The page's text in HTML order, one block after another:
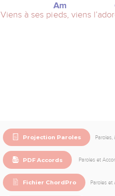
Am
Viens à ses pieds, viens l’ador
Projection Paroles
PDF Accords Paroles et
Fichier ChordPro Paroles et